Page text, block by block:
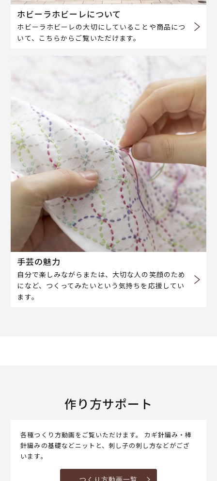
ホビーラホビーレについて
ホビーラホビーレの大切にしていることや商品につ
いて、こちらからご覧いただけます。
手芸の魅力
自分で楽しみながらまたは、大切な人の笑顔のため
になど、つくってみたいという気持ちを応援してい
ます。
作り方サポート
各種つくり方動画をご覧いただけます。 カギ針編み・棒
針編みの基礎などニットと、刺し子の刺し方などがござ
います。